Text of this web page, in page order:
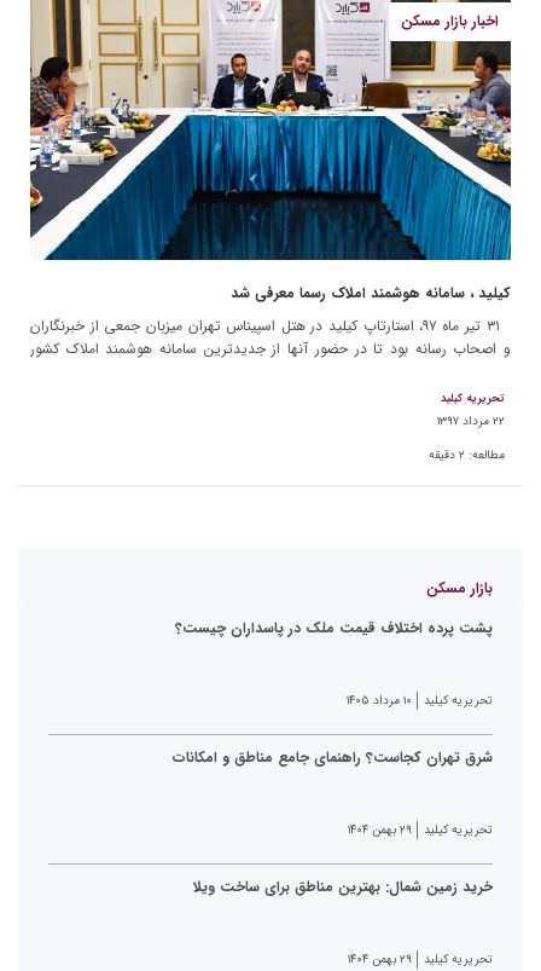
اخبار بازار مسکن
کیلید ، سامانه هوشمند املاک رسما معرفی شد
۳۱ تیر ماه ۹۷، استارتاپ کیلید در هتل اسپیناس تهران میزبان جمعی از خبرنگاران
و اصحاب رسانه بود تا در حضور آنها از جدیدترین سامانه هوشمند املاک کشور
تحریریه کیلید
۲۲ مرداد ۱۳۹۷
مطالعه: ۲ دقیقه
بازار مسکن
پشت پرده اختلاف قیمت ملک در پاسداران چیست؟
تحریریه کیلید ۱۰ مرداد ۱۴۰۵
شرق تهران کجاست؟ راهنمای جامع مناطق و امکانات
تحریریه کیلید ۲۹ بهمن ۱۴۰۴
خرید زمین شمال: بهترین مناطق برای ساخت ویلا
تحریریه کیلید ۲۹ بهمن ۱۴۰۴